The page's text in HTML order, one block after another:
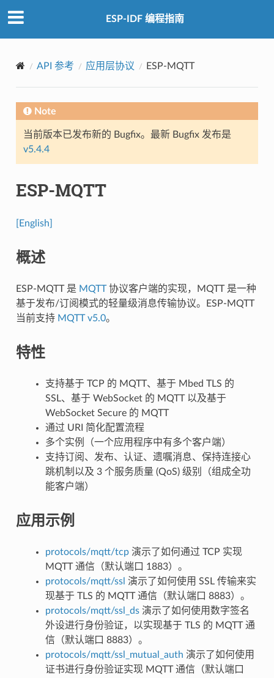
ESP-IDF 编程指南
API 参考 应用层协议 ESP-MQTT
Note
当前版本已发布新的 Bugfix。最新 Bugfix 发布是
v5.4.4
ESP-MQTT
[English]
概述
ESP-MQTT 是 MQTT协议客户端的实现，MQTT 是一种
基于发布/订阅模式的轻量级消息传输协议。ESP-MQTT
当前支持 MQTT v5.0。
特性
支持基于 TCP 的 MQTT、基于 Mbed TLS 的
SSL、基于 WebSocket 的 MQTT 以及基于
WebSocket Secure 的 MQTT
通过 URI 简化配置流程
多个实例（一个应用程序中有多个客户端）
支持订阅、发布、认证、遗嘱消息、保持连接心
跳机制以及 3 个服务质量 (QoS) 级别（组成全功
能客户端）
应用示例
protocols/mqtt/tcp演示了如何通过 TCP 实现
MQTT 通信（默认端口 1883）。
protocols/mqtt/ssl 演示了如何使用 SSL 传输来实
现基于 TLS 的 MQTT 通信（默认端口 8883）。
protocols/mqtt/ssl_ds演示了如何使用数字签名
外设进行身份验证，以实现基于 TLS 的 MQTT 通
信（默认端口 8883）。
protocols/mqtt/ssl_mutual_auth 演示了如何使用
证书进行身份验证实现 MQTT 通信（默认端口